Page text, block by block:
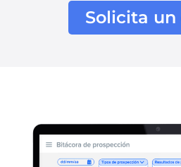
Solicita un